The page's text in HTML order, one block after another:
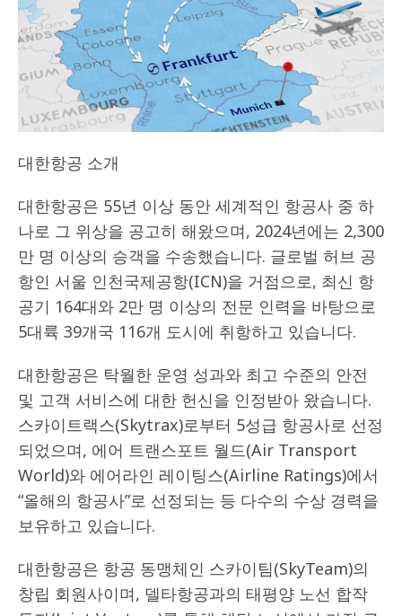
대한항공 소개
대한항공은 55년 이상 동안 세계적인 항공사 중 하
나로 그 위상을 공고히 해왔으며, 2024년에는 2,300
만 명 이상의 승객을 수송했습니다. 글로벌 허브 공
항인 서울 인천국제공항(ICN)을 거점으로, 최신 항
공기 164대와 2만 명 이상의 전문 인력을 바탕으로
5대륙 39개국 116개 도시에 취항하고 있습니다.
대한항공은 탁월한 운영 성과와 최고 수준의 안전
및 고객 서비스에 대한 헌신을 인정받아 왔습니다.
스카이트랙스(Skytrax)로부터 5성급 항공사로 선정
되었으며, 에어 트랜스포트 월드(Air Transport
World)와 에어라인 레이팅스(Airline Ratings)에서
“올해의 항공사”로 선정되는 등 다수의 수상 경력을
보유하고 있습니다.
대한항공은 항공 동맹체인 스카이팀(SkyTeam)의
창립 회원사이며, 델타항공과의 태평양 노선 합작